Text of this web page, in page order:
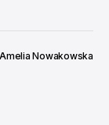
Amelia Nowakowska